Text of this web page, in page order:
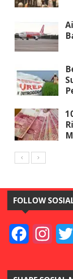
FOLLOW
Facebook